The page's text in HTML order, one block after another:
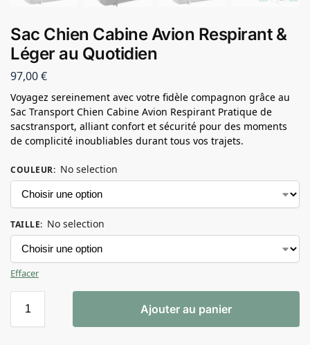
Sac Chien Cabine Avion Respirant &
Léger au Quotidien
97,00€
Voyagez sereinement avec votre fidèle compagnon grâce au
Sac Transport Chien Cabine Avion Respirant Pratique de
sacstransport, alliant confort et sécurité pour des moments
de complicité inoubliables durant tous vos trajets.
COULEUR: No selection
TAILLE: No selection
Effacer
Ajouter au panier